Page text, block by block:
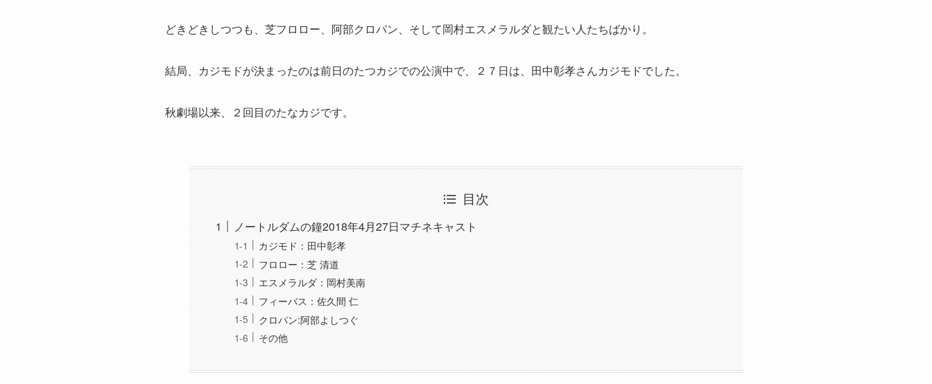
どきどきしつつも、芝フロロー、阿部クロパン、そして岡村エスメラルダと観たい人たちばかり。
結局、カジモドが決まったのは前日のたつカジでの公演中で、２７日は、田中彰孝さんカジモドでした。
秋劇場以来、２回目のたなカジです。
目次
ノートルダムの鐘2018年4月27日マチネキャスト
カジモド：田中彰孝
フロロー：芝 清道
エスメラルダ：岡村美南
フィーバス：佐久間 仁
クロパン:阿部よしつぐ
その他